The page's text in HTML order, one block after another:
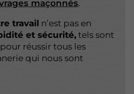
maçonnés.
travail n’est pas en
et sécurité, tels sont
réussir tous les
qui nous sont